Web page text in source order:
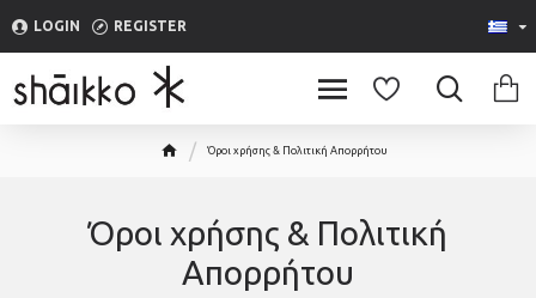
LOGIN REGISTER
Όροι χρήσης & Πολιτική Απορρήτου
Όροι χρήσης & Πολιτική
Απορρήτου